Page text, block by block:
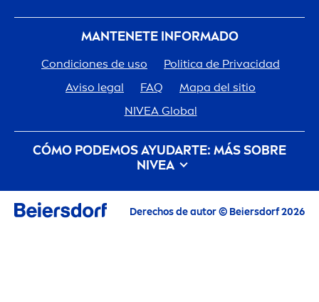
MANTENETE INFORMADO
Condiciones de uso
Politica de Privacidad
Aviso legal
FAQ
Mapa del sitio
NIVEAGlobal
CÓMO PODEMOS AYUDARTE: MÁS SOBRE
NIVEA
Historia de la marca
Trabajar en Beiersdorf
Sostenibilidad
Contacto
Derechos de autor © Beiersdorf 2026